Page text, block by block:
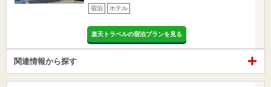
宿泊 ホテル
楽天トラベルの宿泊プランを見る
関連情報から探す